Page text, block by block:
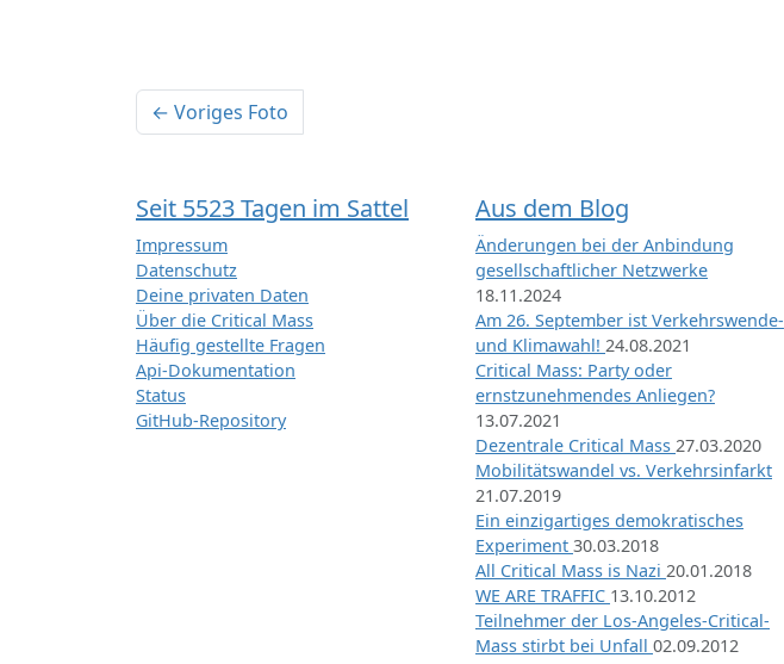
← Voriges Foto
Seit 5523 Tagen im Sattel
Impressum
Datenschutz
Deine privaten Daten
Über die Critical Mass
Häufig gestellte Fragen
Api-Dokumentation
Status
GitHub-Repository
Aus dem Blog
Änderungen bei der Anbindung
gesellschaftlicher Netzwerke
18.11.2024
Am 26. September ist Verkehrswende-
und Klimawahl! 24.08.2021
Critical Mass: Party oder
ernstzunehmendes Anliegen?
13.07.2021
Dezentrale Critical Mass 27.03.2020
Mobilitätswandel vs. Verkehrsinfarkt
21.07.2019
Ein einzigartiges demokratisches
Experiment 30.03.2018
All Critical Mass is Nazi 20.01.2018
WE ARE TRAFFIC 13.10.2012
Teilnehmer der Los-Angeles-Critical-
Mass stirbt bei Unfall 02.09.2012